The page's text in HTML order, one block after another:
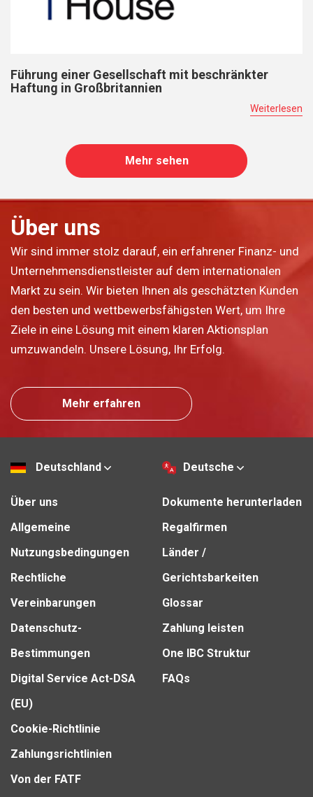
Führung einer Gesellschaft mit beschränkter
Haftung in Großbritannien
Weiterlesen
Mehr sehen
Über uns
Wir sind immer stolz darauf, ein erfahrener Finanz- und
Unternehmensdienstleister auf dem internationalen
Markt zu sein. Wir bieten Ihnen als geschätzten Kunden
den besten und wettbewerbsfähigsten Wert, um Ihre
Ziele in eine Lösung mit einem klaren Aktionsplan
umzuwandeln. Unsere Lösung, Ihr Erfolg.
Mehr erfahren
Deutschland Deutsche
Über uns
Allgemeine
Nutzungsbedingungen
Rechtliche
Vereinbarungen
Datenschutz-
Bestimmungen
Digital Service Act-DSA
(EU)
Cookie-Richtlinie
Zahlungsrichtlinien
Von der FATF
Dokumente herunterladen
Regalfirmen
Länder /
Gerichtsbarkeiten
Glossar
Zahlung leisten
One IBC Struktur
FAQs